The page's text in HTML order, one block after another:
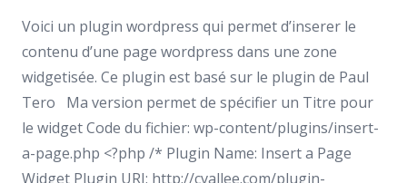
Voici un plugin wordpress qui permet d’inserer le
contenu d’une page wordpress dans une zone
widgetisée. Ce plugin est basé sur le plugin de Paul
Tero Ma version permet de spécifier un Titre pour
le widget Code du fichier: wp-content/plugins/insert-
a-page.php <?php /* Plugin Name: Insert a Page
Widget Plugin URI: http://cvallee.com/plugin-